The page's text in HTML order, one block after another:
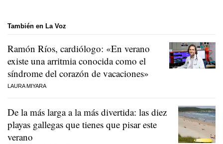
También en La Voz
Ramón Ríos, cardiólogo: «En verano
existe una arritmia conocida como el
síndrome del corazón de vacaciones»
LAURA MIYARA
De la más larga a la más divertida: las diez
playas gallegas que tienes que pisar este
verano